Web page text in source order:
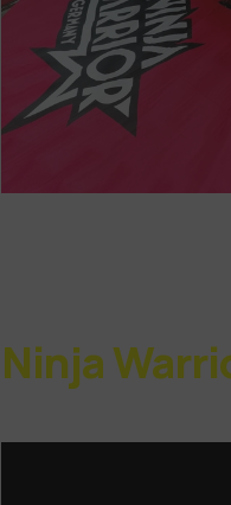
Ninja